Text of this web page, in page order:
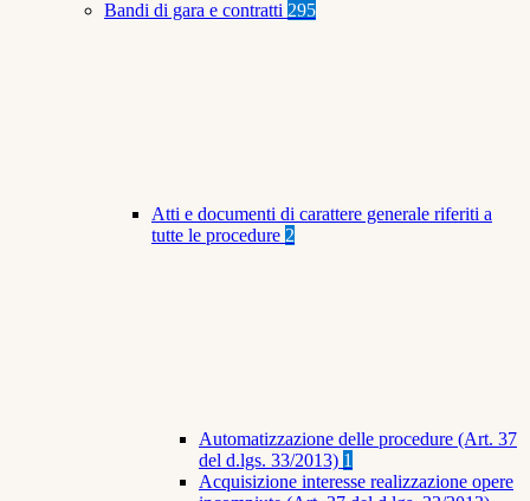
Bandi di gara e contratti 295
Atti e documenti di carattere generale riferiti a
tutte le procedure 2
Automatizzazione delle procedure (Art. 37
del d.lgs. 33/2013) 1
Acquisizione interesse realizzazione opere